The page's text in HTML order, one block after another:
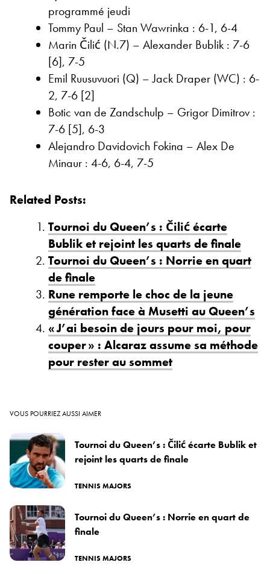
programmé jeudi
Tommy Paul – Stan Wawrinka : 6-1, 6-4
Marin Čilić (N.7) – Alexander Bublik : 7-6
[6], 7-5
Emil Ruusuvuori (Q) – Jack Draper (WC) : 6-
2, 7-6 [2]
Botic van de Zandschulp – Grigor Dimitrov :
7-6 [5], 6-3
Alejandro Davidovich Fokina – Alex De
Minaur : 4-6, 6-4, 7-5
Related Posts:
Tournoi du Queen’s : Čilić écarte
Bublik et rejoint les quarts de finale
Tournoi du Queen’s : Norrie en quart
de finale
Rune remporte le choc de la jeune
génération face à Musetti au Queen’s
« J’ai besoin de jours pour moi, pour
couper » : Alcaraz assume sa méthode
pour rester au sommet
VOUS POURRIEZ AUSSI AIMER
Tournoi du Queen’s : Čilić écarte Bublik et
rejoint les quarts de finale
TENNIS MAJORS
Tournoi du Queen’s : Norrie en quart de
finale
TENNIS MAJORS